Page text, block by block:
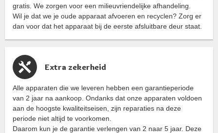
gratis. We zorgen voor een milieuvriendelijke afhandeling.
Wil je dat we je oude apparaat afvoeren en recyclen? Zorg er
dan voor dat het apparaat bij de eerste afsluitbare deur staat.
Extra zekerheid
Alle apparaten die we leveren hebben een garantieperiode
van 2 jaar na aankoop. Ondanks dat onze apparaten voldoen
aan de hoogste kwaliteitseisen, zijn reparaties na deze
periode niet altijd te voorkomen.
Daarom kun je de garantie verlengen van 2 naar 5 jaar. Deze